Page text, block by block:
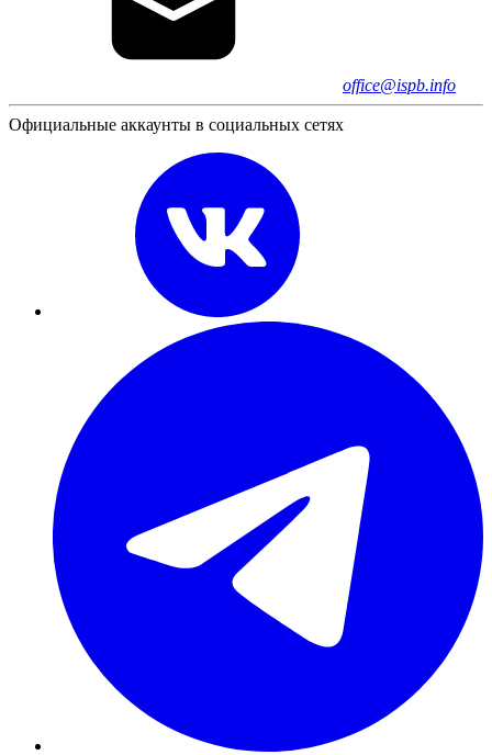
office@ispb.info
Официальные аккаунты в социальных сетях